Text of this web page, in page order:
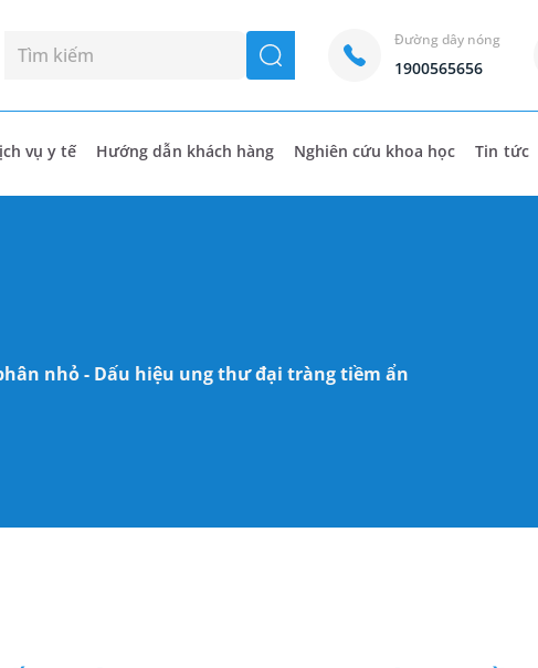
seach
Đường dây nóng
1900565656
vụ y tế Hướng dẫn khách hàng Nghiên cứu khoa học Tin tức
nhỏ - Dấu hiệu ung thư đại tràng tiềm ẩn